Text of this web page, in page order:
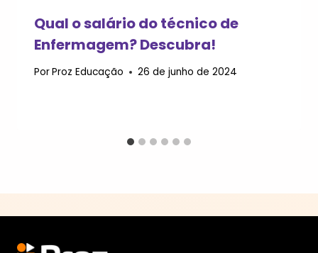
Qual o salário do técnico de
Enfermagem? Descubra!
PorProz Educação 26 de junho de 2024